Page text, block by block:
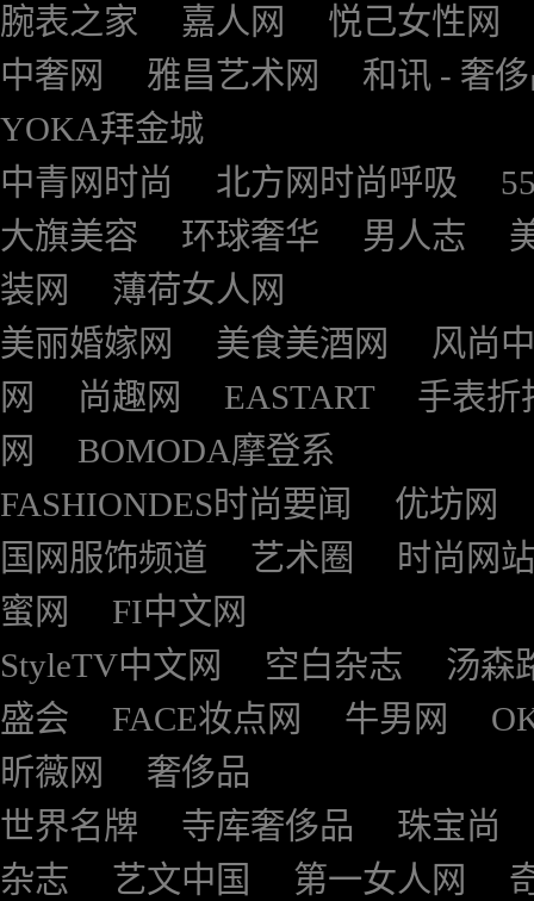
腕表之家 嘉人网
悦己女性网
中奢网
雅昌艺术网
和讯 - 奢
YOKA拜金城
中青网时尚
北方网时尚呼吸
大旗美容
环球奢华 男人志
装网
薄荷女人网
美丽婚嫁网
美食美酒网
风尚
网
尚趣网 EASTART
手表折
网
BOMODA摩登系
FASHIONDES时尚要闻
优坊网
国网服饰频道
艺术圈
时尚网站
蜜网
FI中文网
StyleTV中文网
空白杂志
汤森
盛会
FACE妆点网 牛男网
昕薇网
奢侈品
世界名牌
寺库奢侈品
珠宝尚
杂志
艺文中国 第一女人网